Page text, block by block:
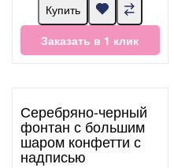
Купить
Заказать в 1 клик
Серебряно-черный
фонтан с большим
шаром конфетти с
надписью